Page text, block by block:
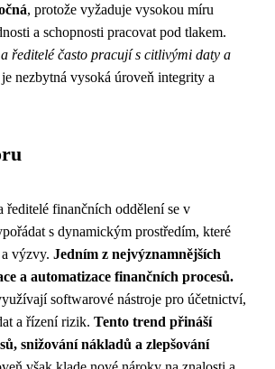
, protože vyžaduje vysokou míru
a schopnosti pracovat pod tlakem.
ředitelé často pracují s citlivými daty a
nezbytná vysoká úroveň integrity a
ředitelé finančních oddělení se v
s dynamickým prostředím, které
výzvy. Jedním z nejvýznamnějších
a automatizace finančních procesů.
softwarové nástroje pro účetnictví,
a řízení rizik. Tento trend přináší
snižování nákladů a zlepšování